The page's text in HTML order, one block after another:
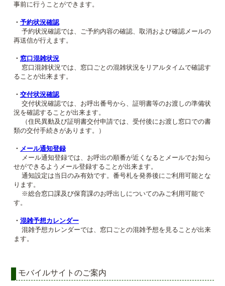
混雑予想カレンダー
事前に行うことができます。
・ 予約状況確認
予約状況確認では、ご予約内容の確認、取消および確認メールの
再送信が行えます。
・ 窓口混雑状況
窓口混雑状況では、窓口ごとの混雑状況をリアルタイムで確認す
ることが出来ます。
・ 交付状況確認
交付状況確認では、お呼出番号から、証明書等のお渡しの準備状
況を確認することが出来ます。
（住民異動及び証明書交付申請では、受付後にお渡し窓口での書
類の交付手続きがあります。）
・ メール通知登録
メール通知登録では、お呼出の順番が近くなるとメールでお知ら
せができるようメール登録することが出来ます。
通知設定は当日のみ有効です。番号札を発券後にご利用可能とな
ります。
※総合窓口課及び保育課のお呼出しについてのみご利用可能で
す。
・ 混雑予想カレンダー
混雑予想カレンダーでは、窓口ごとの混雑予想を見ることが出来
ます。
モバイルサイトのご案内